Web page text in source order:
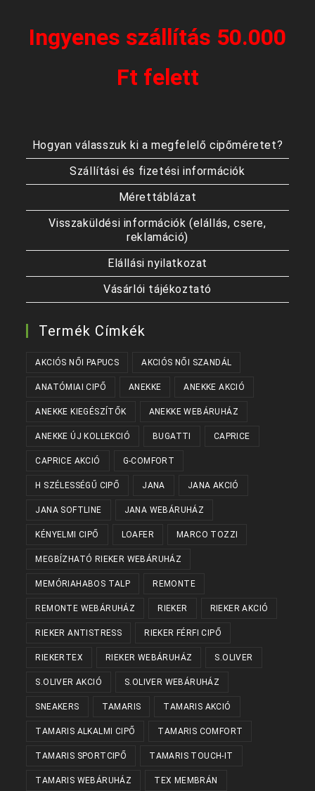
Ingyenes szállítás 50.000
Ft felett
Hogyan válasszuk ki a megfelelő cipőméretet?
Szállítási és fizetési információk
Mérettáblázat
Visszaküldési információk (elállás, csere,
reklamáció)
Elállási nyilatkozat
Vásárlói tájékoztató
Termék Címkék
AKCIÓS NŐI PAPUCS AKCIÓS NŐI SZANDÁL
ANATÓMIAI CIPŐ ANEKKE ANEKKE AKCIÓ
ANEKKE KIEGÉSZÍTŐK ANEKKE WEBÁRUHÁZ
ANEKKE ÚJ KOLLEKCIÓ BUGATTI CAPRICE
CAPRICE AKCIÓ G-COMFORT
H SZÉLESSÉGŰ CIPŐ JANA JANA AKCIÓ
JANA SOFTLINE JANA WEBÁRUHÁZ
KÉNYELMI CIPŐ LOAFER MARCO TOZZI
MEGBÍZHATÓ RIEKER WEBÁRUHÁZ
MEMÓRIAHABOS TALP REMONTE
REMONTE WEBÁRUHÁZ RIEKER RIEKER AKCIÓ
RIEKER ANTISTRESS RIEKER FÉRFI CIPŐ
RIEKERTEX RIEKER WEBÁRUHÁZ S.OLIVER
S.OLIVER AKCIÓ S.OLIVER WEBÁRUHÁZ
SNEAKERS TAMARIS TAMARIS AKCIÓ
TAMARIS ALKALMI CIPŐ TAMARIS COMFORT
TAMARIS SPORTCIPŐ TAMARIS TOUCH-IT
TAMARIS WEBÁRUHÁZ TEX MEMBRÁN